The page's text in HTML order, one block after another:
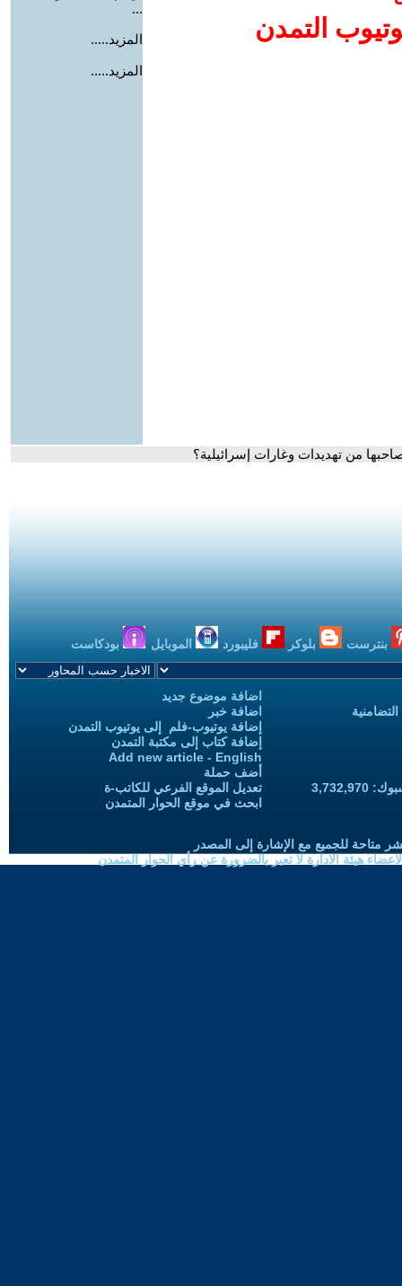
التمدن
...
المزيد.....
المزيد.....
من تهديدات وغارات إسرائيلية؟
بنترست بلوكر فليبورد الموبايل بودكاست
اضافة موضوع جديد
اضافة خبر
إضافة يوتيوب-فلم إلى يوتيوب التمدن
إضافة كتاب إلى مكتبة التمدن
Add new article - English
أضف حملة
تعديل الموقع الفرعي للكاتب-ة
ابحث في موقع الحوار المتمدن
متاحة للجميع مع الإشارة إلى المصدر
هيئة الادارة لا تعبر بالضرورة عن رأي الحوار المتمدن